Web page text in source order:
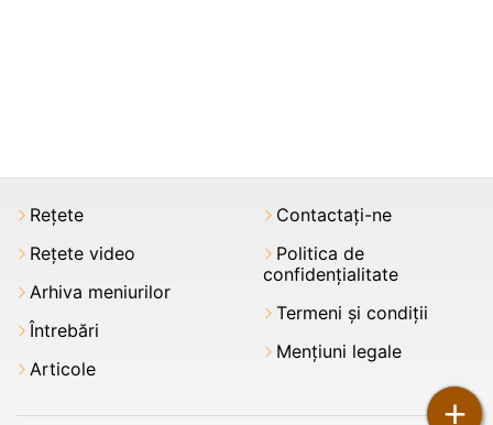
+
Rețete
Rețete video
Arhiva meniurilor
Întrebări
Articole
Contactați-ne
Politica de
confidențialitate
Termeni şi condiții
Mențiuni legale